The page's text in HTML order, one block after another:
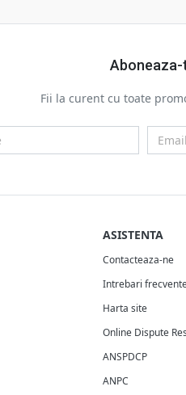
Fii la curent cu toate
ASISTENTA
Contacteaza-ne
Intrebari
Harta site
Online Dispute
ANSPDCP
ANPC